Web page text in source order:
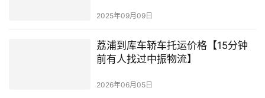
2025年09月09日
荔浦到库车轿车托运价格【15分钟
前有人找过中振物流】
2026年06月05日